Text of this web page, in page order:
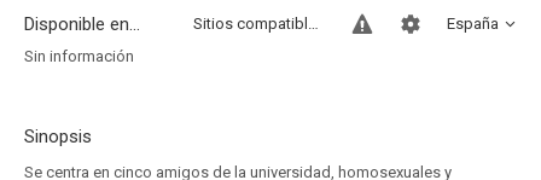
Disponible en... España
Sitios compatibles
Sin información
Sinopsis
Se centra en cinco amigos de la universidad, homosexuales y